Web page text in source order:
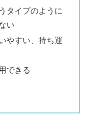
タイプのように
い
やすい、持ち運
できる